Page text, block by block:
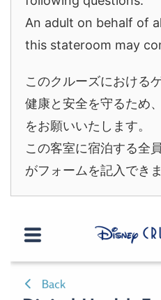
An adult on behalf of
this stateroom may
このクルーズにおける
健康と安全を守るため
をお願いいたします。
この客室に宿泊する全
がフォームを記入できま